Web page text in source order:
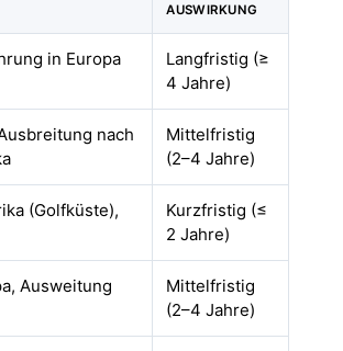
AUSWIRKUNG
in Europa
Langfristig (≥
4 Jahre)
nach
Mittelfristig
(2–4 Jahre)
(Golfküste),
Kurzfristig (≤
2 Jahre)
Ausweitung
Mittelfristig
(2–4 Jahre)